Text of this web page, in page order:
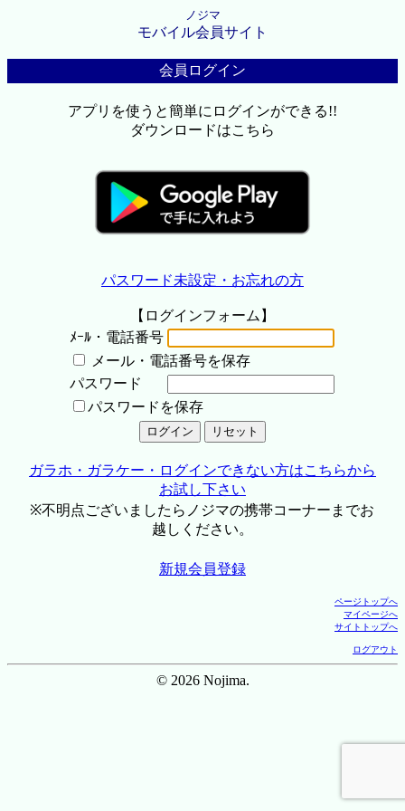
ノジマ
モバイル会員サイト
会員ログイン
アプリを使うと簡単にログインができる!!
ダウンロードはこちら
パスワード未設定・お忘れの方
【ログインフォーム】
ﾒｰﾙ・電話番号
メール・電話番号を保存
パスワード
パスワードを保存
ガラホ・ガラケー・ログインできない方はこちらから
お試し下さい
※不明点ございましたらノジマの携帯コーナーまでお
越しください。
新規会員登録
ページトップへ
マイページへ
サイトトップへ
ログアウト
© 2026 Nojima.